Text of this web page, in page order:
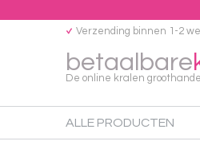
betaalbare
De online kralen groothandel
Verzending binnen 1-2
ALLE PRODUCTEN